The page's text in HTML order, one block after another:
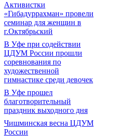
Активистки
«Гибадуррахман» провели
семинар для женщин в
г.Октябрьский
В Уфе при содействии
ЦДУМ России прошли
соревнования по
художественной
гимнастике среди девочек
В Уфе прошел
благотворительный
праздник выходного дня
Чишминская весна ЦДУМ
России